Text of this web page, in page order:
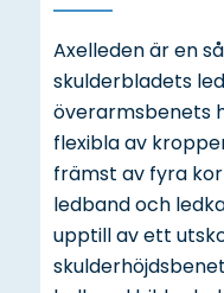
Axelleden är en
skulderbladets
överarmsbenets
flexibla av
främst av fyra
ledband och
upptill av ett